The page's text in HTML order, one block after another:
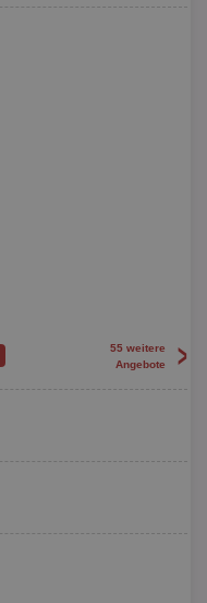
55 weitere
Angebote
>